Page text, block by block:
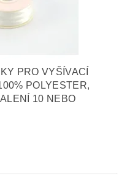
PRO VYŠÍVACÍ
POLYESTER,
10 NEBO